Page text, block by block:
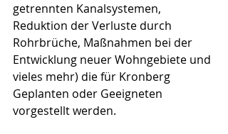
getrennten Kanalsystemen,
Reduktion der Verluste durch
Rohrbrüche, Maßnahmen bei der
Entwicklung neuer Wohngebiete und
vieles mehr) die für Kronberg
Geplanten oder Geeigneten
vorgestellt werden.